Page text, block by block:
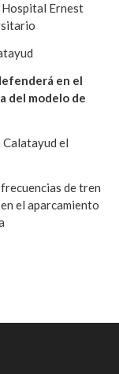
Hospital Ernest
en el
del modelo de
el
de tren
el aparcamiento